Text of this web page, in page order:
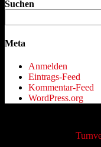
Suchen
Meta
Anmelden
Eintrags-Feed
Kommentar-Feed
WordPress.org